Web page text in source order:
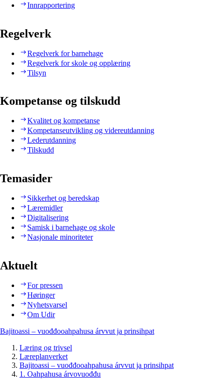
Innrapportering
Regelverk
Regelverk for barnehage
Regelverk for skole og opplæring
Tilsyn
Kompetanse og tilskudd
Kvalitet og kompetanse
Kompetanseutvikling og videreutdanning
Lederutdanning
Tilskudd
Temasider
Sikkerhet og beredskap
Læremidler
Digitalisering
Samisk i barnehage og skole
Nasjonale minoriteter
Aktuelt
For pressen
Høringer
Nyhetsvarsel
Om Udir
Bajitoassi – vuođđooahpahusa árvvut ja prinsihpat
Læring og trivsel
Læreplanverket
Bajitoassi – vuođđooahpahusa árvvut ja prinsihpat
1. Oahpahusa árvovuođđu